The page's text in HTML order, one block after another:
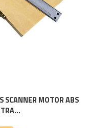
SCANNER MOTOR ABS